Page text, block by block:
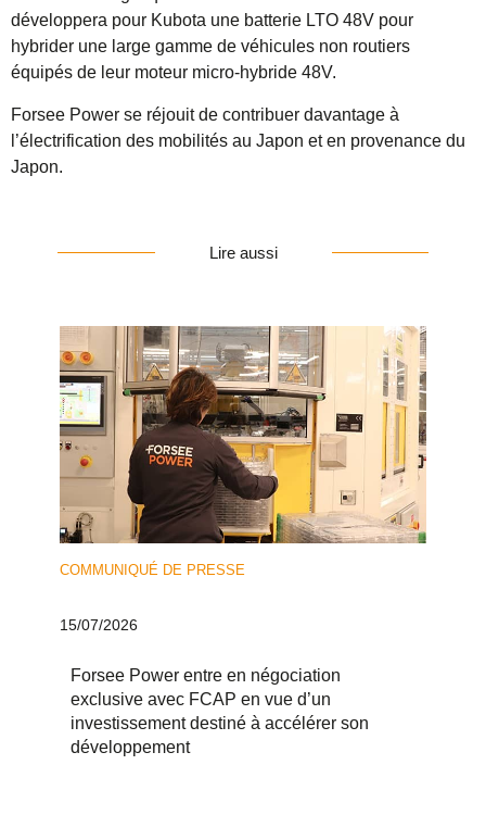
développera pour Kubota une batterie LTO 48V pour
hybrider une large gamme de véhicules non routiers
équipés de leur moteur micro-hybride 48V.
Forsee Power se réjouit de contribuer davantage à
l’électrification des mobilités au Japon et en provenance du
Japon.
Lire aussi
COMMUNIQUÉ DE PRESSE
15/07/2026
Forsee Power entre en négociation
exclusive avec FCAP en vue d’un
investissement destiné à accélérer son
développement